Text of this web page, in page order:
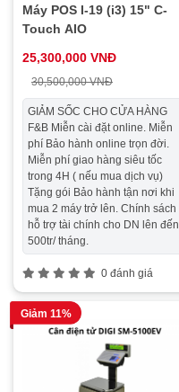
Máy POS I-19 (i3) 15" C-
Touch AIO
25,300,000 VNĐ
30,500,000 VNĐ
GIẢM SỐC CHO CỬA HÀNG
F&B Miễn cài đặt online. Miễn
phí Bảo hành online trọn đời.
Miễn phí giao hàng siêu tốc
trong 4H ( nếu mua dịch vụ)
Tặng gói Bảo hành tận nơi khi
mua 2 máy trở lên. Chính sách
hỗ trợ tài chính cho DN lên đến
500tr/ tháng.
0 đánh giá
Giảm 11%